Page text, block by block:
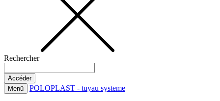
Rechercher
Menü POLOPLAST - tuyau systeme